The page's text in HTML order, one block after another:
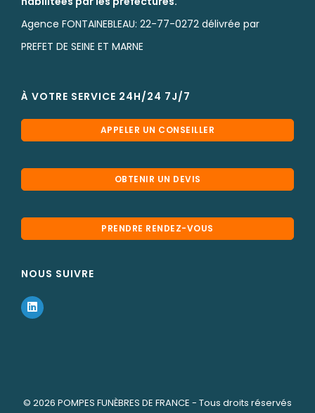
Agence FONTAINEBLEAU: 22-77-0272 délivrée par
PREFET DE SEINE ET MARNE
À VOTRE SERVICE 24H/24 7J/7
APPELER UN CONSEILLER
OBTENIR UN DEVIS
PRENDRE RENDEZ-VOUS
NOUS SUIVRE
© 2026 POMPES FUNÈBRES DE FRANCE - Tous droits réservés